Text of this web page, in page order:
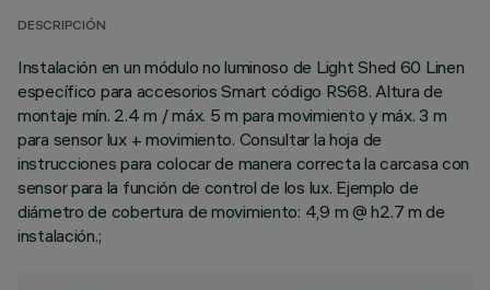
DESCRIPCIÓN
Instalación en un módulo no luminoso de Light Shed 60 Linen
específico para accesorios Smart código RS68. Altura de
montaje mín. 2.4 m / máx. 5 m para movimiento y máx. 3 m
para sensor lux + movimiento. Consultar la hoja de
instrucciones para colocar de manera correcta la carcasa con
sensor para la función de control de los lux. Ejemplo de
diámetro de cobertura de movimiento: 4,9 m @ h2.7 m de
instalación.;